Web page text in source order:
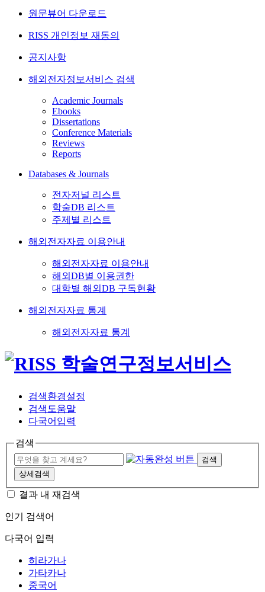
원문뷰어 다운로드
RISS 개인정보 재동의
공지사항
해외전자정보서비스 검색
Academic Journals
Ebooks
Dissertations
Conference Materials
Reviews
Reports
Databases & Journals
전자저널 리스트
학술DB 리스트
주제별 리스트
해외전자자료 이용안내
해외전자자료 이용안내
해외DB별 이용권한
대학별 해외DB 구독현황
해외전자자료 통계
해외전자자료 통계
검색환경설정
검색도움말
다국어입력
검색
검색
상세검색
결과 내 재검색
인기 검색어
다국어 입력
히라가나
가타카나
중국어